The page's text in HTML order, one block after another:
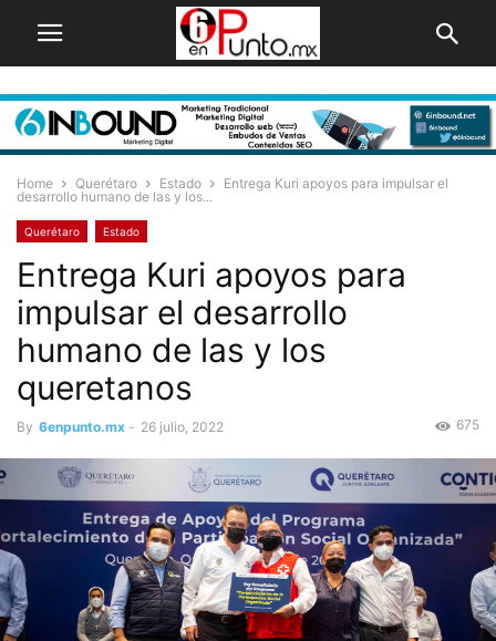
Home Querétaro Estado
Entrega Kuri apoyos para impulsar el
desarrollo humano de las y los...
Querétaro Estado
Entrega Kuri apoyos para
impulsar el desarrollo
humano de las y los
queretanos
By 6enpunto.mx - 26 julio, 2022 675